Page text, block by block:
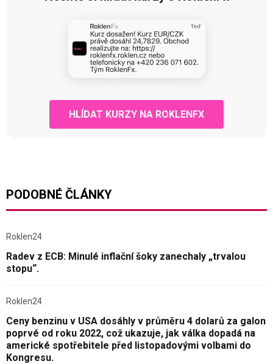
HLÍDAT KURZY NA ROKLENFX
PODOBNÉ ČLÁNKY
Roklen24
Radev z ECB: Minulé inflační šoky zanechaly „trvalou
stopu“.
Roklen24
Ceny benzinu v USA dosáhly v průměru 4 dolarů za galon
poprvé od roku 2022, což ukazuje, jak válka dopadá na
americké spotřebitele před listopadovými volbami do
Kongresu.